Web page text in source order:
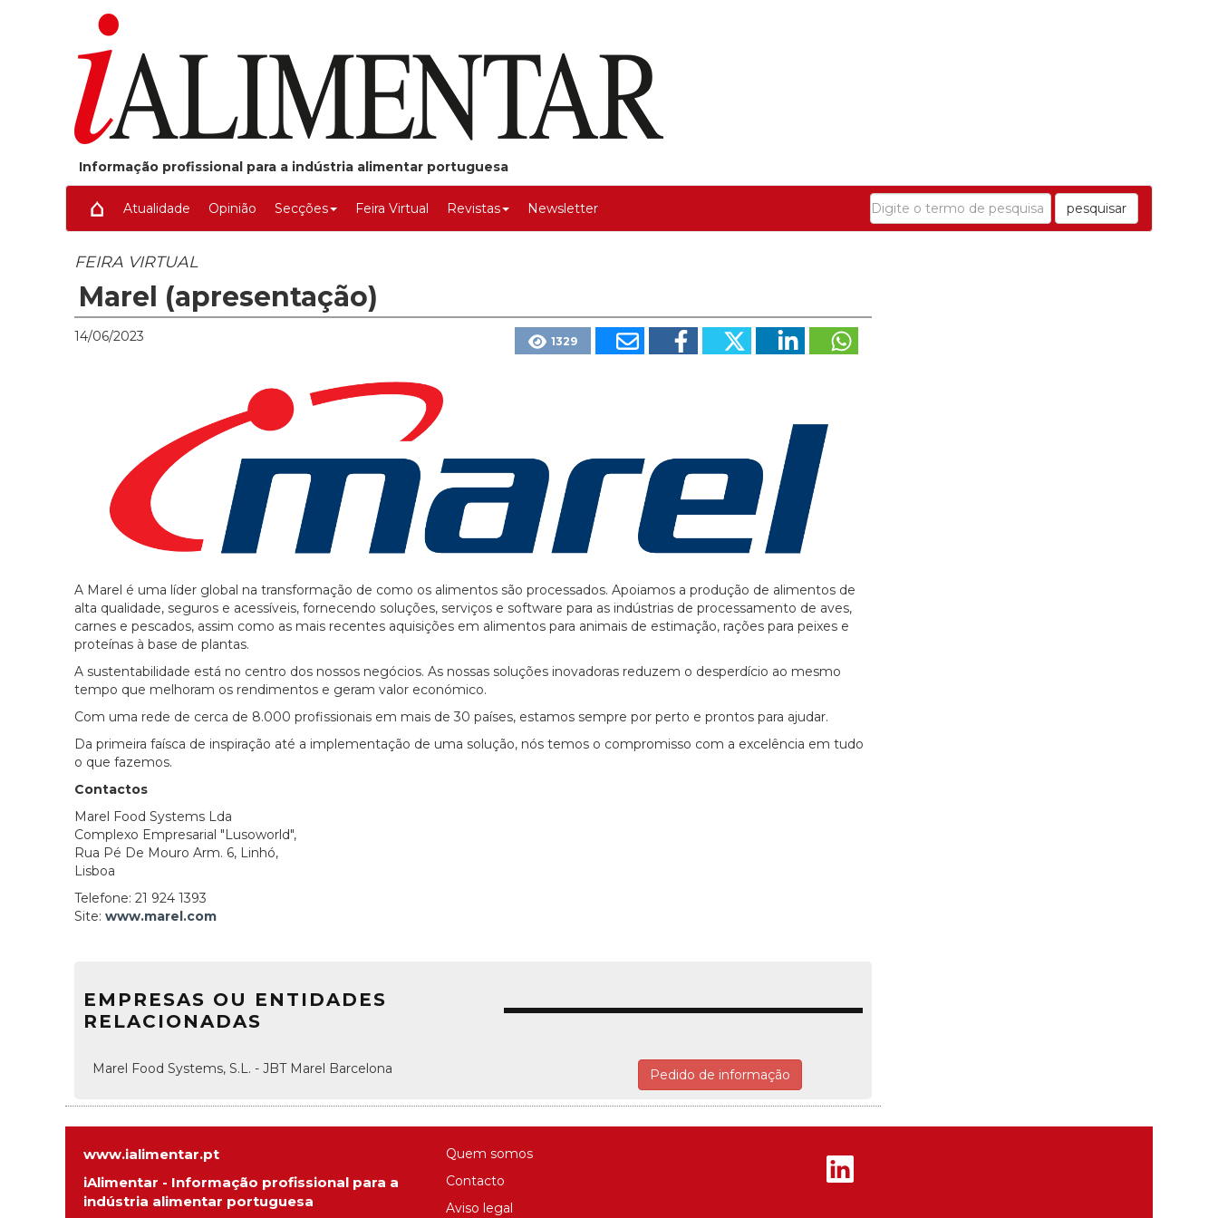
Informação profissional para a indústria alimentar portuguesa
Atualidade Opinião Secções Feira Virtual Revistas Newsletter pesquisar
FEIRA VIRTUAL
Marel (apresentação)
14/06/2023 1329
A Marel é uma líder global na transformação de como os alimentos são processados. Apoiamos a produção de alimentos de
alta qualidade, seguros e acessíveis, fornecendo soluções, serviços e software para as indústrias de processamento de aves,
carnes e pescados, assim como as mais recentes aquisições em alimentos para animais de estimação, rações para peixes e
proteínas à base de plantas.
A sustentabilidade está no centro dos nossos negócios. As nossas soluções inovadoras reduzem o desperdício ao mesmo
tempo que melhoram os rendimentos e geram valor económico.
Com uma rede de cerca de 8.000 profissionais em mais de 30 países, estamos sempre por perto e prontos para ajudar.
Da primeira faísca de inspiração até a implementação de uma solução, nós temos o compromisso com a excelência em tudo
o que fazemos.
Contactos
Marel Food Systems Lda
Complexo Empresarial "Lusoworld",
Rua Pé De Mouro Arm. 6, Linhó,
Lisboa
Telefone: 21 924 1393
Site: www.marel.com
EMPRESAS OU ENTIDADES
RELACIONADAS
Marel Food Systems, S.L. - JBT Marel Barcelona Pedido de informação
www.ialimentar.pt
iAlimentar - Informação profissional para a
indústria alimentar portuguesa
Quem somos
Contacto
Aviso legal